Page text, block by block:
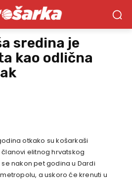
sredina je
kao odlična
otkako su košarkaši
elitnog hrvatskog
se nakon pet godina u Dardi
a uskoro će krenuti u